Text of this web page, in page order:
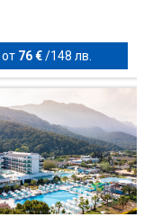
от 76 €/ 148 лв.